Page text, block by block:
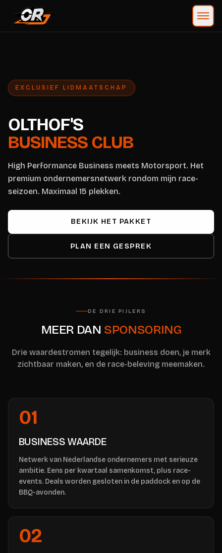
EXCLUSIEF LIDMAATSCHAP
OLTHOF'S
BUSINESS CLUB
High Performance Business meets Motorsport. Het
premium ondernemersnetwerk rondom mijn race-
seizoen. Maximaal 15 plekken.
BEKIJK HET PAKKET
PLAN EEN GESPREK
DE DRIE PIJLERS
MEER DAN SPONSORING
Drie waardestromen tegelijk: business doen, je merk
zichtbaar maken, en de race-beleving meemaken.
01
BUSINESS WAARDE
Netwerk van Nederlandse ondernemers met serieuze
ambitie. Eens per kwartaal samenkomst, plus race-
events. Deals worden gesloten in de paddock en op de
BBQ-avonden.
02